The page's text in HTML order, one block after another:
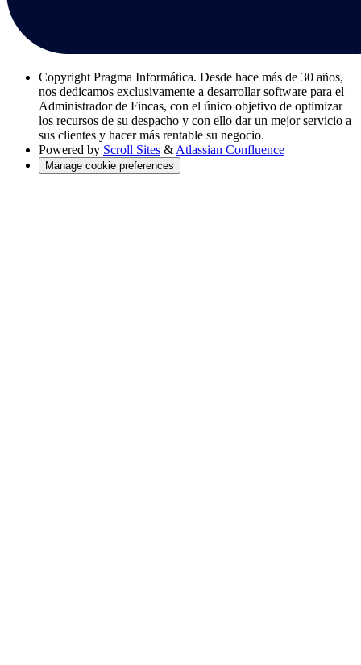
Copyright Pragma Informática. Desde hace más de 30 años,
nos dedicamos exclusivamente a desarrollar software para el
Administrador de Fincas, con el único objetivo de optimizar
los recursos de su despacho y con ello dar un mejor servicio a
sus clientes y hacer más rentable su negocio.
Powered by Scroll Sites & Atlassian Confluence
Manage cookie preferences